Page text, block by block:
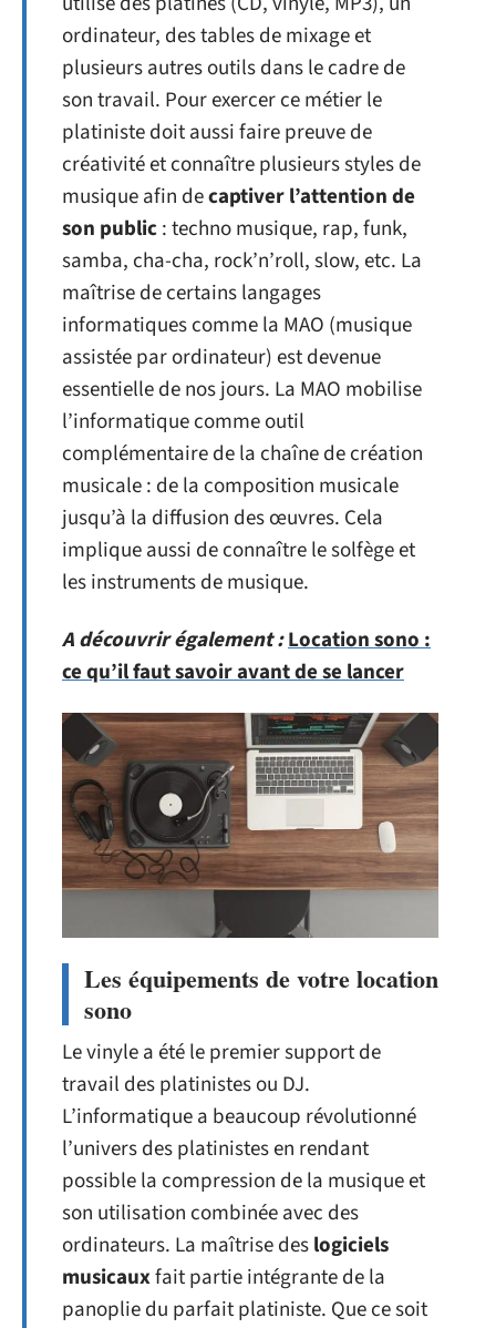
ordinateur, des tables de mixage et
plusieurs autres outils dans le cadre de
son travail. Pour exercer ce métier le
platiniste doit aussi faire preuve de
créativité et connaître plusieurs styles de
musique afin decaptiver l’attention de
son public: techno musique, rap, funk,
samba, cha-cha, rock’n’roll, slow, etc. La
maîtrise de certains langages
informatiques comme la MAO (musique
assistée par ordinateur) est devenue
essentielle de nos jours. La MAO mobilise
l’informatique comme outil
complémentaire de la chaîne de création
musicale : de la composition musicale
jusqu’à la diffusion des œuvres. Cela
implique aussi de connaître le solfège et
les instruments de musique.
A découvrir également :Location sono :
ce qu’il faut savoir avant de se lancer
Les équipements de votre location
sono
Le vinyle a été le premier support de
travail des platinistes ou DJ.
L’informatique a beaucoup révolutionné
l’univers des platinistes en rendant
possible la compression de la musique et
son utilisation combinée avec des
ordinateurs. La maîtrise deslogiciels
musicauxfait partie intégrante de la
panoplie du parfait platiniste. Que ce soit